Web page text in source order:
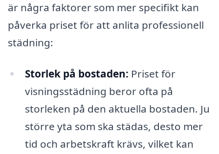
är några faktorer som mer specifikt kan
påverka priset för att anlita professionell
städning:
Storlek på bostaden: Priset för
visningsstädning beror ofta på
storleken på den aktuella bostaden. Ju
större yta som ska städas, desto mer
tid och arbetskraft krävs, vilket kan